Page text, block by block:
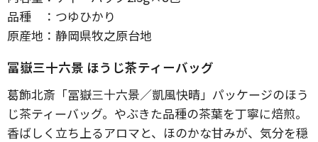
品種 ：つゆひかり
原産地：静岡県牧之原台地
冨嶽三十六景 ほうじ茶ティーバッグ
葛飾北斎「冨嶽三十六景／凱風快晴」パッケージのほう
じ茶ティーバッグ。やぶきた品種の茶葉を丁寧に焙煎。
香ばしく立ち上るアロマと、ほのかな甘みが、気分を穏